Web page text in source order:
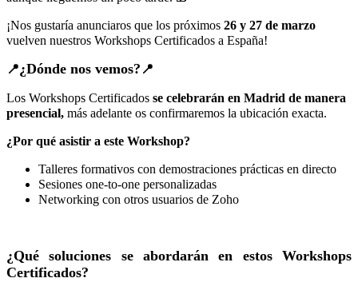
¡Nos gustaría anunciaros que los próximos 26 y 27 de marzo
vuelven nuestros Workshops Certificados a España!
📍¿Dónde nos vemos? 📍
Los Workshops Certificados se celebrarán en Madrid de manera
presencial, más adelante os confirmaremos la ubicación exacta.
¿Por qué asistir a este Workshop?
Talleres formativos con demostraciones prácticas en directo
Sesiones one-to-one personalizadas
Networking con otros usuarios de Zoho
¿Qué soluciones se abordarán en estos Workshops
Certificados?